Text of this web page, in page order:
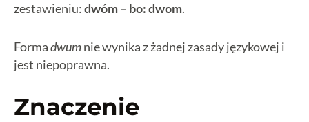
zestawieniu:dwóm – bo: dwom.
Formadwumnie wynika z żadnej zasady językowej i
jest niepoprawna.
Znaczenie